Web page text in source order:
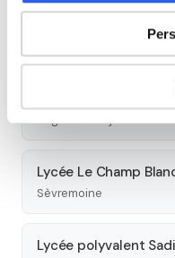
Lycée polyvalent
Segré-en-Anjou-Bleu
Lycée Le Champ
Sèvremoine
Lycée polyvalent